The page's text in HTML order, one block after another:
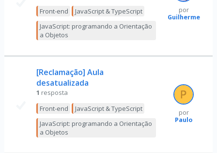
Front-end
JavaScript & TypeScript
JavaScript: programando a Orientação
a Objetos
por
Guilherme
[Reclamação] Aula
desatualizada
1 resposta
Front-end
JavaScript & TypeScript
JavaScript: programando a Orientação
a Objetos
por
Paulo